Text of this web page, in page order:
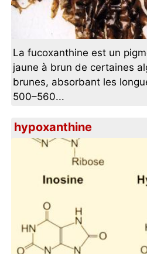
La fucoxanthine est un
jaune à brun de certaines
brunes, absorbant les
500–560...
hypoxanthine